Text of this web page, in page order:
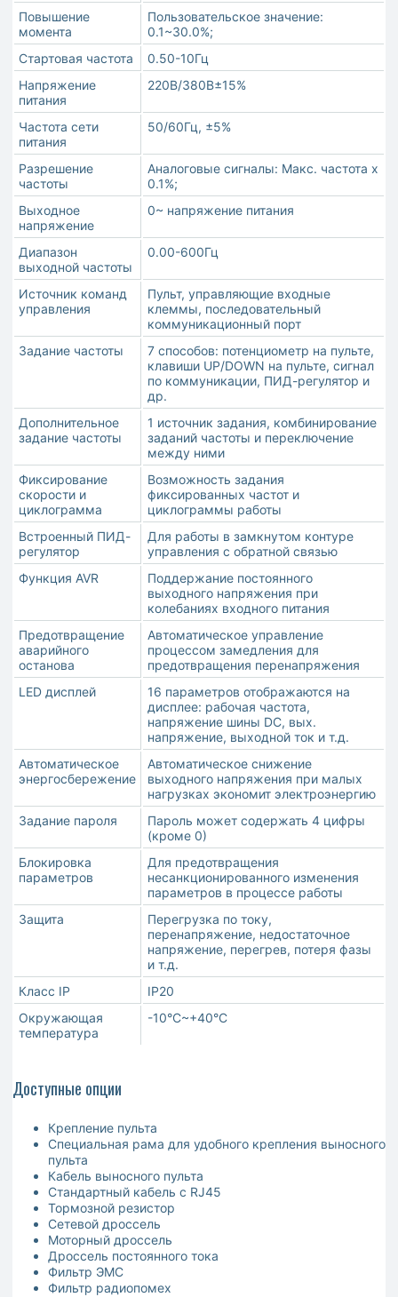
Повышение
момента
Пользовательское значение:
0.1~30.0%;
Стартовая частота
0.50-10Гц
Напряжение
питания
220В/380В±15%
Частота сети
питания
50/60Гц, ±5%
Разрешение
частоты
Аналоговые сигналы: Макс. частота x
0.1%;
Выходное
напряжение
0~ напряжение питания
Диапазон
выходной частоты
0.00-600Гц
Источник команд
управления
Пульт, управляющие входные
клеммы, последовательный
коммуникационный порт
Задание частоты
7 способов: потенциометр на пульте,
клавиши UP/DOWN на пульте, сигнал
по коммуникации, ПИД-регулятор и
др.
Дополнительное
задание частоты
1 источник задания, комбинирование
заданий частоты и переключение
между ними
Фиксирование
скорости и
циклограмма
Возможность задания
фиксированных частот и
циклограммы работы
Встроенный ПИД-
регулятор
Для работы в замкнутом контуре
управления с обратной связью
Функция AVR
Поддержание постоянного
выходного напряжения при
колебаниях входного питания
Предотвращение
аварийного
останова
Автоматическое управление
процессом замедления для
предотвращения перенапряжения
LED дисплей
16 параметров отображаются на
дисплее: рабочая частота,
напряжение шины DC, вых.
напряжение, выходной ток и т.д.
Автоматическое
энергосбережение
Автоматическое снижение
выходного напряжения при малых
нагрузках экономит электроэнергию
Задание пароля
Пароль может содержать 4 цифры
(кроме 0)
Блокировка
параметров
Для предотвращения
несанкционированного изменения
параметров в процессе работы
Защита
Перегрузка по току,
перенапряжение, недостаточное
напряжение, перегрев, потеря фазы
и т.д.
Класс IP
IP20
Окружающая
температура
-10°C~+40°C
Доступные опции
Крепление пульта
Специальная рама для удобного крепления выносного
пульта
Кабель выносного пульта
Стандартный кабель с RJ45
Тормозной резистор
Сетевой дроссель
Моторный дроссель
Дроссель постоянного тока
Фильтр ЭМС
Фильтр радиопомех